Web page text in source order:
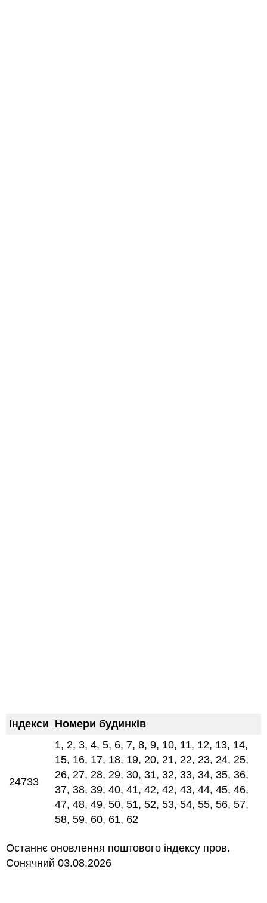
Індекси Номери будинків
24733
1, 2, 3, 4, 5, 6, 7, 8, 9, 10, 11, 12, 13, 14,
15, 16, 17, 18, 19, 20, 21, 22, 23, 24, 25,
26, 27, 28, 29, 30, 31, 32, 33, 34, 35, 36,
37, 38, 39, 40, 41, 42, 42, 43, 44, 45, 46,
47, 48, 49, 50, 51, 52, 53, 54, 55, 56, 57,
58, 59, 60, 61, 62
Останнє оновлення поштового індексу пров.
Сонячний 03.08.2026